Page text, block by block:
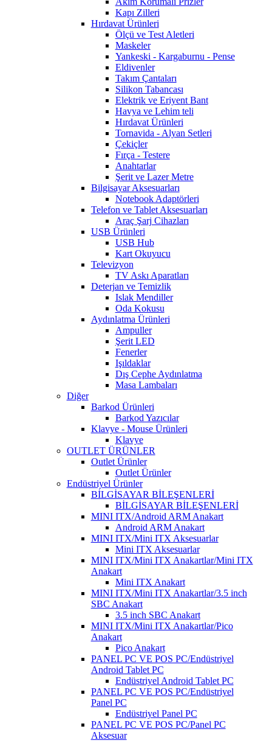
Kapı Zilleri
Hırdavat Ürünleri
Ölçü ve Test Aletleri
Maskeler
Yankeski - Kargaburnu - Pense
Eldivenler
Takım Çantaları
Silikon Tabancası
Elektrik ve Eriyent Bant
Havya ve Lehim teli
Hırdavat Ürünleri
Tornavida - Alyan Setleri
Çekiçler
Fırça - Testere
Anahtarlar
Şerit ve Lazer Metre
Bilgisayar Aksesuarları
Notebook Adaptörleri
Telefon ve Tablet Aksesuarları
Araç Şarj Cihazları
USB Ürünleri
USB Hub
Kart Okuyucu
Televizyon
TV Askı Aparatları
Deterjan ve Temizlik
Islak Mendiller
Oda Kokusu
Aydınlatma Ürünleri
Ampuller
Şerit LED
Fenerler
Işıldaklar
Dış Cephe Aydınlatma
Masa Lambaları
Diğer
Barkod Ürünleri
Barkod Yazıcılar
Klavye - Mouse Ürünleri
Klavye
OUTLET ÜRÜNLER
Outlet Ürünler
Outlet Ürünler
Endüstriyel Ürünler
BİLGİSAYAR BİLEŞENLERİ
BİLGİSAYAR BİLEŞENLERİ
MINI ITX/Android ARM Anakart
Android ARM Anakart
MINI ITX/Mini ITX Aksesuarlar
Mini ITX Aksesuarlar
MINI ITX/Mini ITX Anakartlar/Mini ITX
Anakart
Mini ITX Anakart
MINI ITX/Mini ITX Anakartlar/3.5 inch
SBC Anakart
3.5 inch SBC Anakart
MINI ITX/Mini ITX Anakartlar/Pico
Anakart
Pico Anakart
PANEL PC VE POS PC/Endüstriyel
Android Tablet PC
Endüstriyel Android Tablet PC
PANEL PC VE POS PC/Endüstriyel
Panel PC
Endüstriyel Panel PC
PANEL PC VE POS PC/Panel PC
Aksesuar